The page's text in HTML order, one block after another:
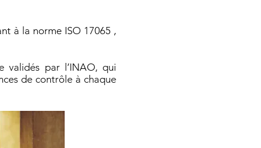
à la norme ISO 17065 ,
validés par l’INAO, qui
de contrôle à chaque